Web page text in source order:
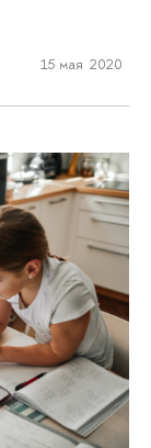
15 мая 2020